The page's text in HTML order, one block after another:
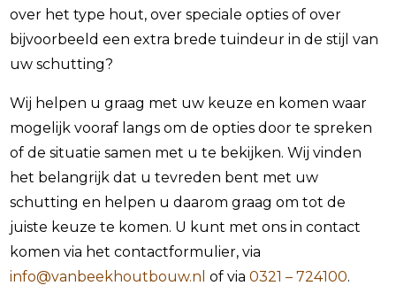
over het type hout, over speciale opties of over
bijvoorbeeld een extra brede tuindeur in de stijl van
uw schutting?
Wij helpen u graag met uw keuze en komen waar
mogelijk vooraf langs om de opties door te spreken
of de situatie samen met u te bekijken. Wij vinden
het belangrijk dat u tevreden bent met uw
schutting en helpen u daarom graag om tot de
juiste keuze te komen. U kunt met ons in contact
komen via het contactformulier, via
info@vanbeekhoutbouw.nl of via0321 – 724100.